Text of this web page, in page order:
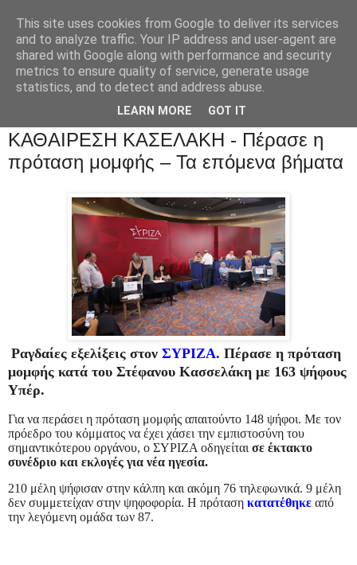
ΚΑΘΑΙΡΕΣΗ ΚΑΣΕΛΑΚΗ - Πέρασε η
πρόταση μομφής – Τα επόμενα βήματα
Ραγδαίες εξελίξεις στον ΣΥΡΙΖΑ. Πέρασε η πρόταση
μομφής κατά του Στέφανου Κασσελάκη με 163 ψήφους
Υπέρ.
Για να περάσει η πρόταση μομφής απαιτούντο 148 ψήφοι. Με τον
πρόεδρο του κόμματος να έχει χάσει την εμπιστοσύνη του
σημαντικότερου οργάνου, ο ΣΥΡΙΖΑ οδηγείται σε έκτακτο
συνέδριο και εκλογές για νέα ηγεσία.
210 μέλη ψήφισαν στην κάλπη και ακόμη 76 τηλεφωνικά. 9 μέλη
δεν συμμετείχαν στην ψηφοφορία. Η πρόταση κατατέθηκε από
την λεγόμενη ομάδα των 87.
This site uses cookies from Google to deliver its services
and to analyze traffic. Your IP address and user-agent are
shared with Google along with performance and security
metrics to ensure quality of service, generate usage
statistics, and to detect and address abuse.
LEARN MORE GOT IT